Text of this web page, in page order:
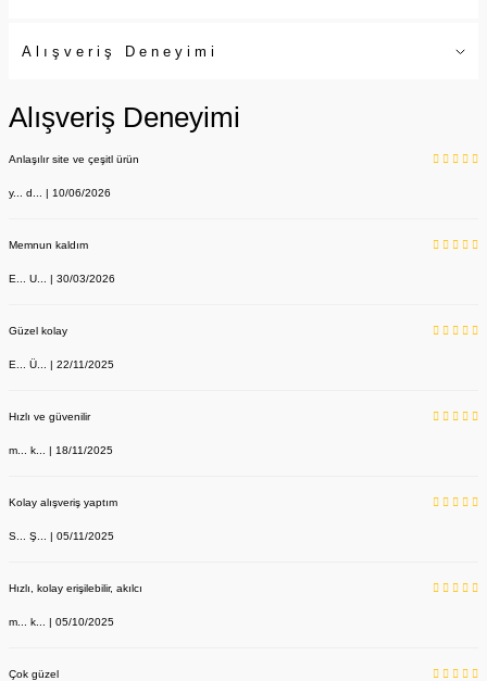
Alışveriş Deneyimi
Alışveriş Deneyimi
Anlaşılır site ve çeşitl ürün
y... d... | 10/06/2026
Memnun kaldım
E... U... | 30/03/2026
Güzel kolay
E... Ü... | 22/11/2025
Hızlı ve güvenilir
m... k... | 18/11/2025
Kolay alışveriş yaptım
S... Ş... | 05/11/2025
Hızlı, kolay erişilebilir, akılcı
m... k... | 05/10/2025
Çok güzel